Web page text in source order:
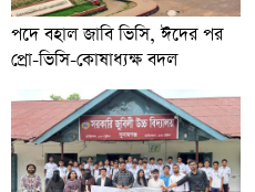
পদে বহাল জাবি ভিসি, ঈদের পর
প্রো-ভিসি-কোষাধ্যক্ষ বদল